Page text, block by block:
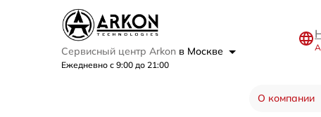
Сервисный центр Arkon в Москве
Ежедневно с 9:00 до 21:00
О компании